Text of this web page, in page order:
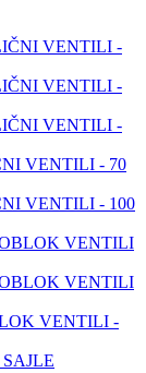
VENTILI -
VENTILI -
VENTILI -
VENTILI - 70
VENTILI - 100
VENTILI
VENTILI
VENTILI -